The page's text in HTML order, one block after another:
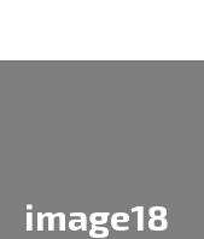
image18